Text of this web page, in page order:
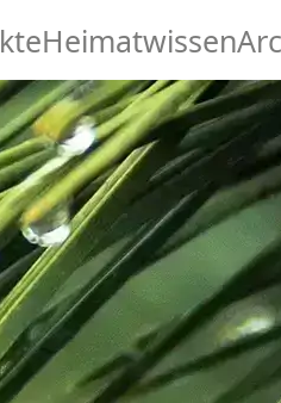
Heimatwissen